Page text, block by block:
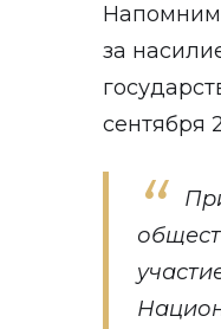
за
сентября